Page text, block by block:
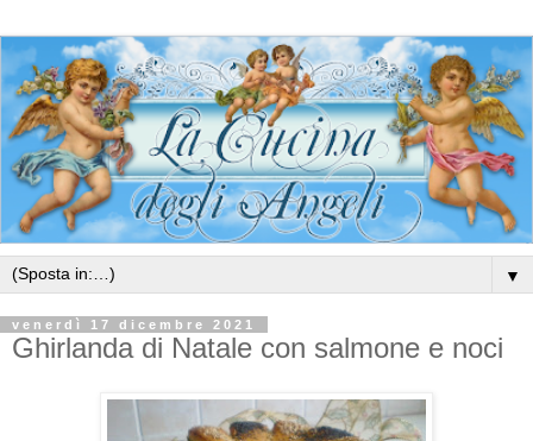
▼
venerdì 17 dicembre 2021
Ghirlanda di Natale con salmone e noci